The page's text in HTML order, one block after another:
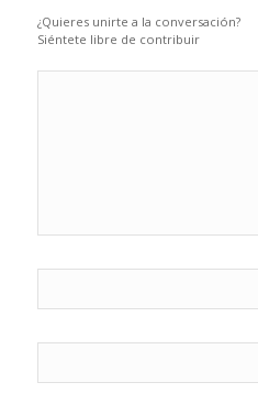
¿Quieres unirte a la conversación?
Siéntete libre de contribuir